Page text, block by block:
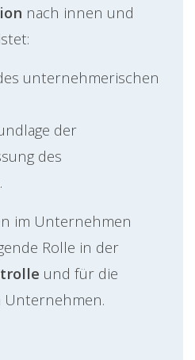
nach innen und
unternehmerischen
der
des
im Unternehmen
Rolle in der
und für die
Unternehmen.